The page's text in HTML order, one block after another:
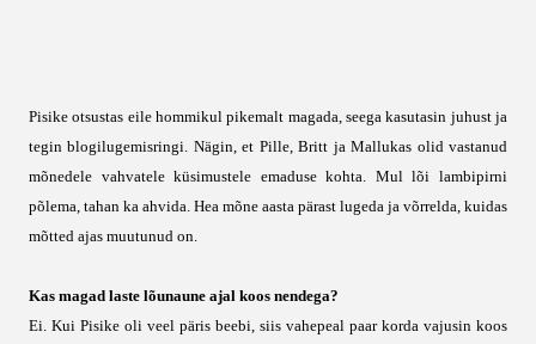
Pisike otsustas eile hommikul pikemalt magada, seega kasutasin juhust ja
tegin blogilugemisringi. Nägin, et Pille, Britt ja Mallukas olid vastanud
mõnedele vahvatele küsimustele emaduse kohta. Mul lõi lambipirni
põlema, tahan ka ahvida. Hea mõne aasta pärast lugeda ja võrrelda, kuidas
mõtted ajas muutunud on.
Kas magad laste lõunaune ajal koos nendega?
Ei. Kui Pisike oli veel päris beebi, siis vahepeal paar korda vajusin koos